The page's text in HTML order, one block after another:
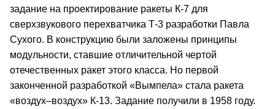
задание на проектирование ракеты К-7 для
сверхзвукового перехватчика Т-3 разработки Павла
Сухого. В конструкцию были заложены принципы
модульности, ставшие отличительной чертой
отечественных ракет этого класса. Но первой
законченной разработкой «Вымпела» стала ракета
«воздух–воздух» К-13. Задание получили в 1958 году.